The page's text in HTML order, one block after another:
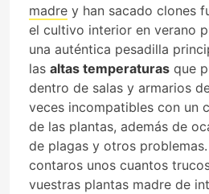
madre y han sacado clones
el cultivo interior en verano
una auténtica pesadilla
las altas temperaturas que
dentro de salas y armarios
veces incompatibles con un
de las plantas, además de
de plagas y otros
contaros unos cuantos
vuestras plantas madre de